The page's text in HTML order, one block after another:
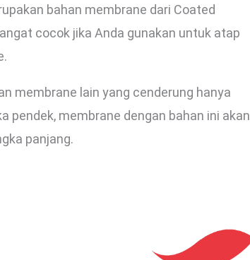
bahan membrane dari Coated
cocok jika Anda gunakan untuk atap
membrane lain yang cenderung hanya
pendek, membrane dengan bahan ini akan
panjang.